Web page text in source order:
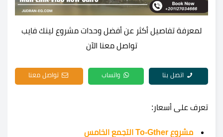
لمعرفة تفاصيل أكثر عن أفضل وحدات مشروع لينك فايب
تواصل معنا الآن
اتصل بنا واتساب تواصل معنا
تعرف على أسعار:
مشروع To-Gther التجمع الخامس